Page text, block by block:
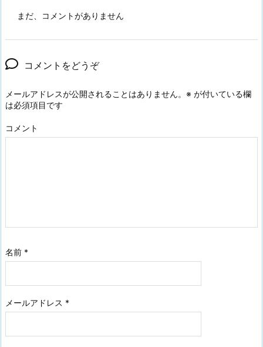
まだ、コメントがありません
コメントをどうぞ
メールアドレスが公開されることはありません。 ※ が付いている欄
は必須項目です
コメント
名前 *
メールアドレス *